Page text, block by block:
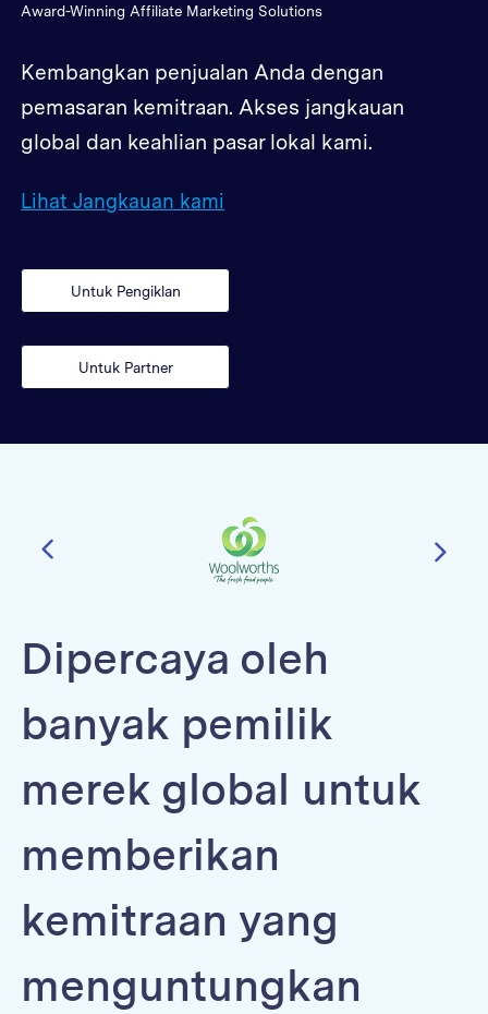
Award-Winning Affiliate Marketing Solutions
Kembangkan penjualan Anda dengan
pemasaran kemitraan. Akses jangkauan
global dan keahlian pasar lokal kami.
Lihat Jangkauan kami
Untuk Pengiklan
Untuk Partner
Dipercaya oleh
banyak pemilik
merek global untuk
memberikan
kemitraan yang
menguntungkan